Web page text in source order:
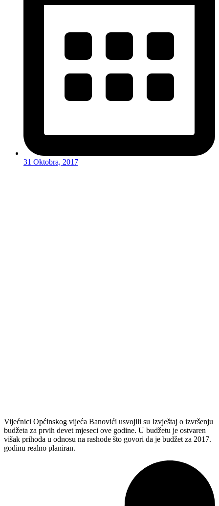
31 Oktobra, 2017
Vijećnici Općinskog vijeća Banovići usvojili su Izvještaj o izvršenju
budžeta za prvih devet mjeseci ove godine. U budžetu je ostvaren
višak prihoda u odnosu na rashode što govori da je budžet za 2017.
godinu realno planiran.